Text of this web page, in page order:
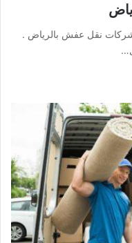
نقل عفش بالرياض .